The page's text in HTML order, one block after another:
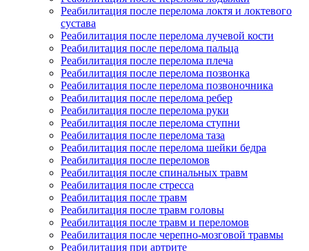
Реабилитация после перелома локтя и локтевого
сустава
Реабилитация после перелома лучевой кости
Реабилитация после перелома пальца
Реабилитация после перелома плеча
Реабилитация после перелома позвонка
Реабилитация после перелома позвоночника
Реабилитация после перелома ребер
Реабилитация после перелома руки
Реабилитация после перелома ступни
Реабилитация после перелома таза
Реабилитация после перелома шейки бедра
Реабилитация после переломов
Реабилитация после спинальных травм
Реабилитация после стресса
Реабилитация после травм
Реабилитация после травм головы
Реабилитация после травм и переломов
Реабилитация после черепно-мозговой травмы
Реабилитация при артрите